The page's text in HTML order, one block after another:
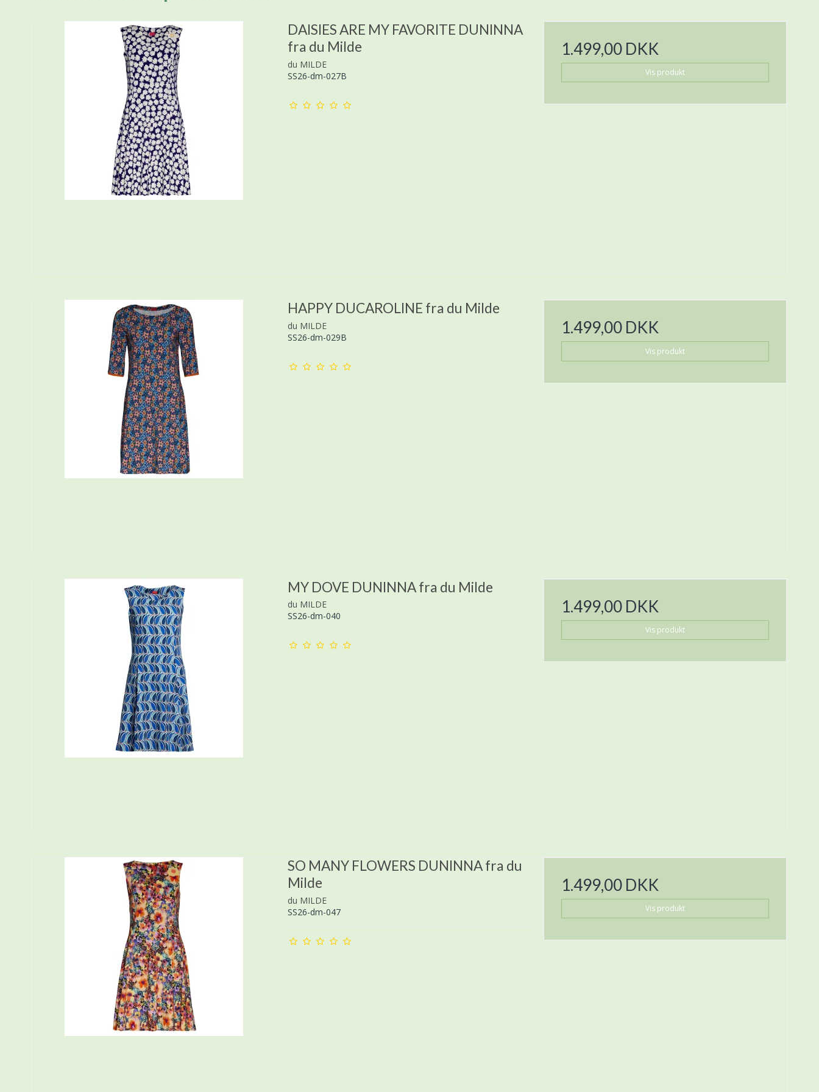
DAISIES ARE MY FAVORITE DUNINNA
fra du Milde
du MILDE
SS26-dm-027B
1.499,00 DKK
Vis produkt
HAPPY DUCAROLINE fra du Milde
du MILDE
SS26-dm-029B
1.499,00 DKK
Vis produkt
MY DOVE DUNINNA fra du Milde
du MILDE
SS26-dm-040
1.499,00 DKK
Vis produkt
SO MANY FLOWERS DUNINNA fra du
Milde
du MILDE
SS26-dm-047
1.499,00 DKK
Vis produkt